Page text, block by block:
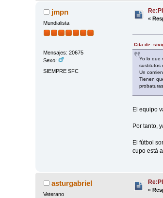
jmpn
Mundialista
Mensajes: 20675
Sexo:
SIEMPRE SFC
«
Cita de:
Yo lo que
sustitutos
Un
Tienen
El equipo
Por tanto,
El fútbol
cupo está
asturgabriel
Veterano
«